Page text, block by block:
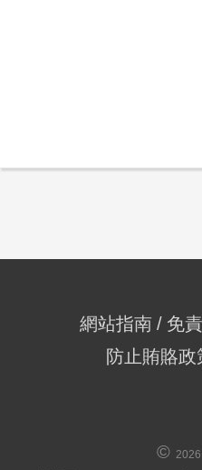
網站指南 免
防止賄賂政
© 2026